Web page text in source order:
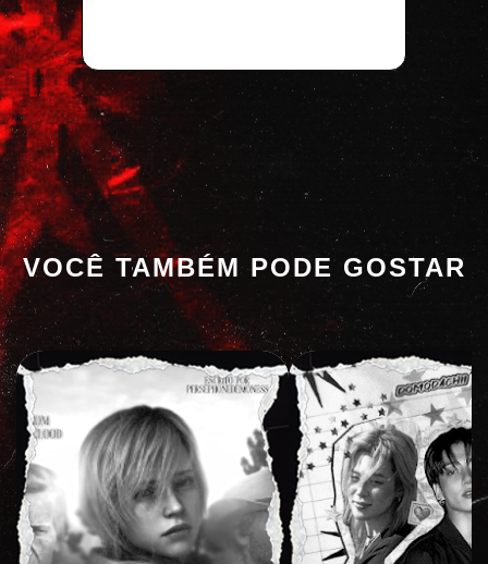
VOCÊ TAMBÉM PODE GOSTAR